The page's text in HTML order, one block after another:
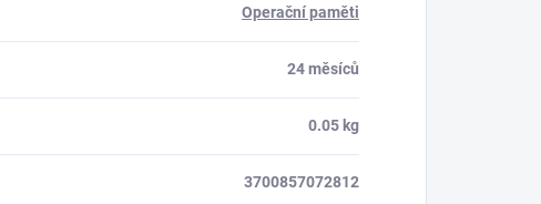
Operační paměti
24 měsíců
0.05 kg
3700857072812